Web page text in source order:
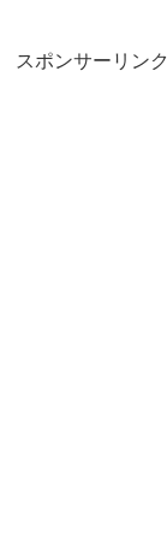
スポンサーリンク